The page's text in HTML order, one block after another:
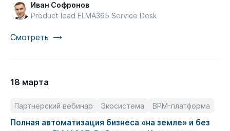
Иван Софронов
Product lead ELMA365 Service Desk
Смотреть
18 марта
Партнерский вебинар Экосистема BPM-платформа
Полная автоматизация бизнеса «на земле» и без